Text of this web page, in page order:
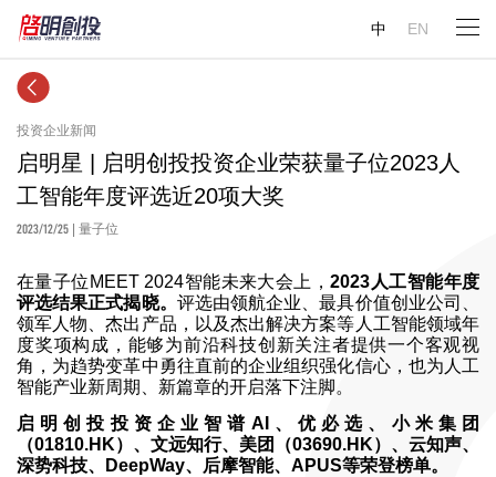
中 EN
投资企业新闻
启明星 | 启明创投投资企业荣获量子位2023人
工智能年度评选近20项大奖
2023/12/25 | 量子位
在量子位MEET 2024智能未来大会上，2023人工智能年度
评选结果正式揭晓。 评选由领航企业、最具价值创业公司、
领军人物、杰出产品，以及杰出解决方案等人工智能领域年
度奖项构成，能够为前沿科技创新关注者提供一个客观视
角，为趋势变革中勇往直前的企业组织强化信心，也为人工
智能产业新周期、新篇章的开启落下注脚。
启明创投投资企业智谱AI、优必选、小米集团
（01810.HK）、文远知行、美团（03690.HK）、云知声、
深势科技、DeepWay、后摩智能、APUS等荣登榜单。